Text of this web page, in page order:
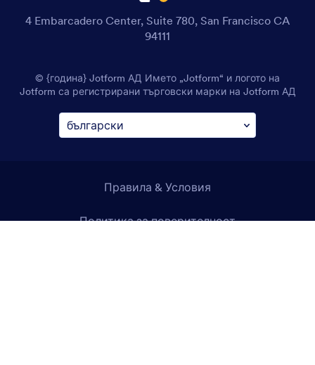
4 Embarcadero Center, Suite 780, San Francisco CA
94111
© {година} Jotform АД Името „Jotform“ и логото на
Jotform са регистрирани търговски марки на Jotform АД
Правила & Условия
Политика за поверителност